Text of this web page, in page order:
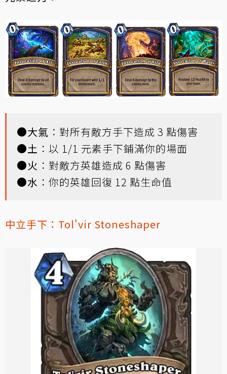
●大氣 ：對所有敵方手下造成 3 點傷害
●土 ：以 1/1 元素手下鋪滿你的場面
●火 ：對敵方英雄造成 6 點傷害
●水 ：你的英雄回復 12 點生命值
中立手下：Tol'vir Stoneshaper